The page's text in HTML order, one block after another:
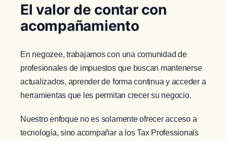
El valor de contar con
acompañamiento
En negozee, trabajamos con una comunidad de
profesionales de impuestos que buscan mantenerse
actualizados, aprender de forma continua y acceder a
herramientas que les permitan crecer su negocio.
Nuestro enfoque no es solamente ofrecer acceso a
tecnología, sino acompañar a los Tax Professionals